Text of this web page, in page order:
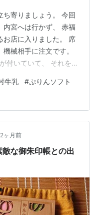
ち寄りましょう。 今回
内宮へは行かず、 赤福
お店に入りました。 席
械相手に注文です。
付いていて、 それを読
な方式なんですね～、
と思わず聞いてしまい
です。 こんな札です
とになっています。 な
舗ではやってほしく
牛乳 #ぷりんソフト
2ヶ月前
な御朱印帳との出